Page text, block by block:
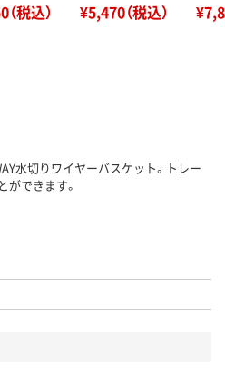
税込） ¥5,470（税込）
水切りワイヤーバスケット。トレー
ができます。